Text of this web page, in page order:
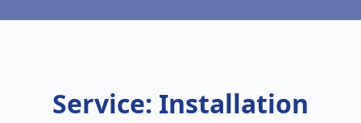
Service: Installation